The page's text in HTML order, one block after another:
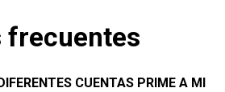
frecuentes
CUENTAS PRIME A MI